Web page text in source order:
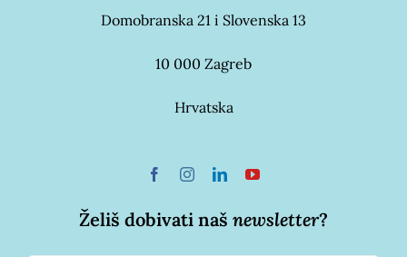
Domobranska 21 i Slovenska 13
10 000 Zagreb
Hrvatska
Želiš dobivati naš newsletter?